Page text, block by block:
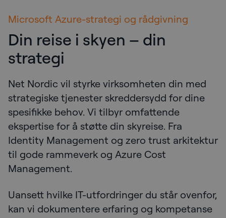
Microsoft Azure-strategi og rådgivning
Din reise i skyen – din
strategi
Net Nordic vil styrke virksomheten din med
strategiske tjenester skreddersydd for dine
spesifikke behov. Vi tilbyr omfattende
ekspertise for å støtte din skyreise. Fra
Identity Management og zero trust arkitektur
til gode rammeverk og Azure Cost
Management.
Uansett hvilke IT-utfordringer du står ovenfor,
kan vi dokumentere erfaring og kompetanse